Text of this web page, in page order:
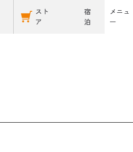
スト
ア
宿
泊
メニュ
ー